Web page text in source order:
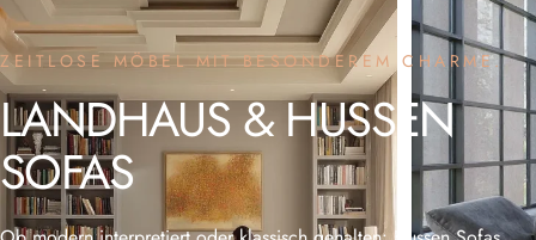
ZEITLOSE MÖBEL MIT BESONDEREM CHARME.
LANDHAUS&HUSSEN
SOFAS